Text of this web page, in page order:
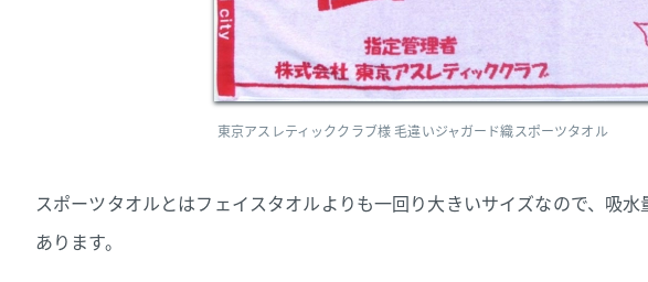
東京アスレティッククラブ様 毛違いジャガード織スポーツタオル
スポーツタオルとはフェイスタオルよりも一回り大きいサイズなので、吸
あります。